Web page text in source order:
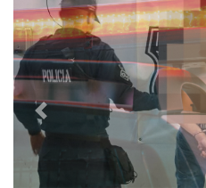
Previous